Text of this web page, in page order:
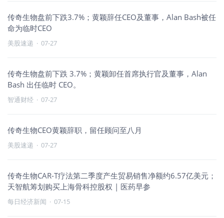
传奇生物盘前下跌3.7%；黄颖辞任CEO及董事，Alan Bash被任
命为临时CEO
美股速递 · 07-27
传奇生物盘前下跌 3.7%；黄颖卸任首席执行官及董事，Alan
Bash 出任临时 CEO。
智通财经 · 07-27
传奇生物CEO黄颖辞职，留任顾问至八月
美股速递 · 07-27
传奇生物CAR-T疗法第二季度产生贸易销售净额约6.57亿美元；
天智航筹划购买上海骨科控股权 | 医药早参
每日经济新闻 · 07-15